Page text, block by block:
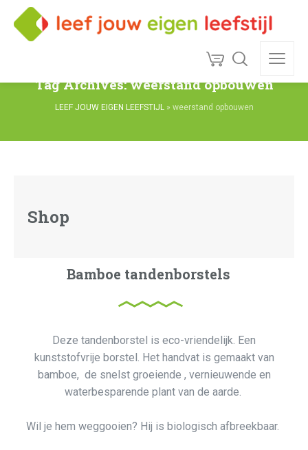
Tag Archives: weerstand opbouwen
LEEF JOUW EIGEN LEEFSTIJL» weerstand opbouwen
Shop
Bamboe tandenborstels
Deze tandenborstel is eco-vriendelijk. Een
kunststofvrije borstel. Het handvat is gemaakt van
bamboe, de snelst groeiende , vernieuwende en
waterbesparende plant van de aarde.
Wil je hem weggooien? Hij is biologisch afbreekbaar.